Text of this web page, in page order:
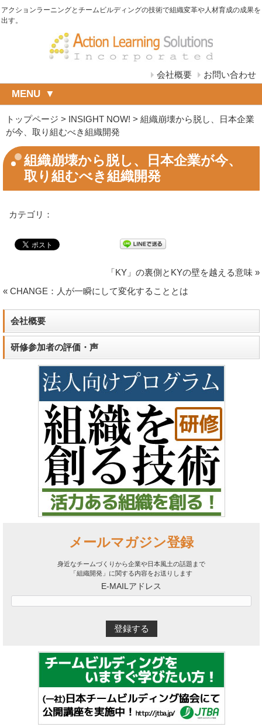
アクションラーニングとチームビルディングの技術で組織変革や人材育成の成果を
出す。
お問い合わせ
会社概要
MENU
トップページ > INSIGHT NOW! > 組織崩壊から脱し、日本企業
が今、取り組むべき組織開発
組織崩壊から脱し、日本企業が今、
取り組むべき組織開発
カテゴリ：
「KY」の裏側とKYの壁を越える意味 »
« CHANGE：人が一瞬にして変化することとは
会社概要
研修参加者の評価・声
メールマガジン登録
身近なチームづくりから企業や日本風土の話題まで
「組織開発」に関する内容をお送りします
E-MAILアドレス